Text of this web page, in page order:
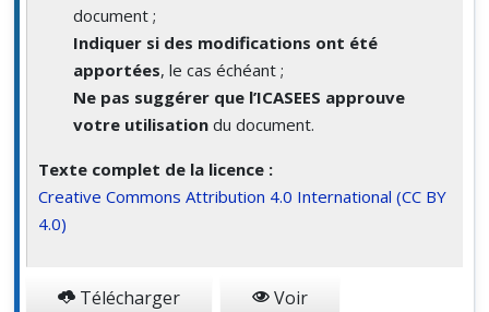
document ;
Indiquer si des modifications ont été
apportées, le cas échéant ;
Ne pas suggérer que l’ICASEES approuve
votre utilisation du document.
Texte complet de la licence :
Creative Commons Attribution 4.0 International (CC BY
4.0)
Télécharger Voir